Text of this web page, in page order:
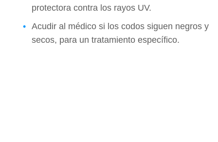
protectora contra los rayos UV.
Acudir al médico si los codos siguen negros y
secos, para un tratamiento específico.